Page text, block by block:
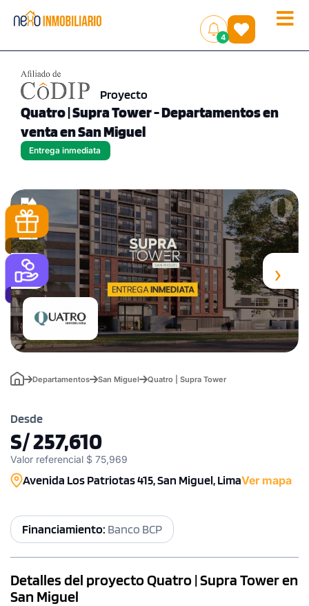
Toggle
4
()
Proyecto
Quatro | Supra Tower - Departamentos en
venta en San Miguel
Entrega inmediata
‹ ›
Departamentos San Miguel Quatro | Supra Tower
Desde
S/ 257,610
Valor referencial $ 75,969
Avenida Los Patriotas 415, San Miguel, LimaVer mapa
Financiamiento: Banco BCP
Detalles del proyecto Quatro | Supra Tower en
San Miguel